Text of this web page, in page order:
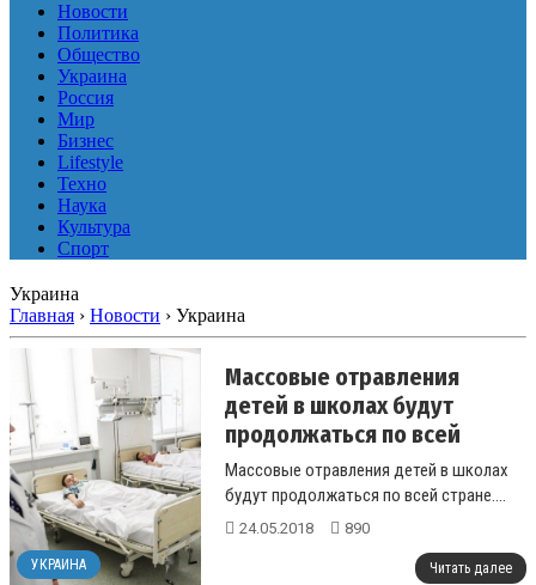
Новости
Политика
Общество
Украина
Россия
Мир
Бизнес
Lifestyle
Техно
Наука
Культура
Спорт
Украина
Главная › Новости › Украина
УКРАИНА
Массовые отравления
детей в школах будут
продолжаться по всей
стране – эксперт
Массовые отравления детей в школах
будут продолжаться по всей стране....
24.05.2018 890
Читать далее